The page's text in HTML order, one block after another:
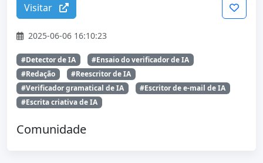
Visitar
2025-06-06 16:10:23
#Detector de IA
#Ensaio do verificador de IA
#Redação
#Reescritor de IA
#Verificador gramatical de IA
#Escritor de e-mail de IA
#Escrita criativa de IA
Comunidade